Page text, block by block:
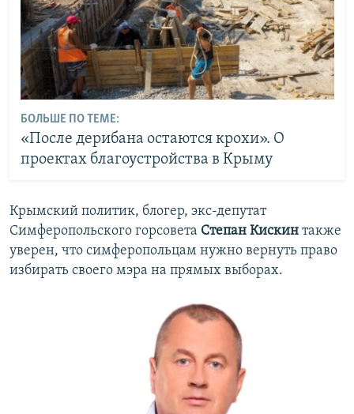
БОЛЬШЕ ПО ТЕМЕ:
«После дерибана остаются крохи». О
проектах благоустройства в Крыму
Крымский политик, блогер, экс-депутат
Симферопольского горсовета Степан Кискин также
уверен, что симферопольцам нужно вернуть право
избирать своего мэра на прямых выборах.